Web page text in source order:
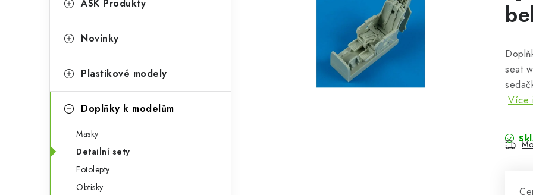
t
r
n
í
p
e
o
i
ASK Produkty
Novinky
Plastikové modely
Doplňky k modelům
Masky
Detailní sety
Fotolepty
Obtisky
seat
Více